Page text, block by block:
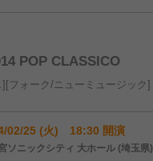
POP CLASSICO
フォーク/ニューミュージック
02/25 (火) 18:30 開演
ソニックシティ 大ホール (埼玉県)